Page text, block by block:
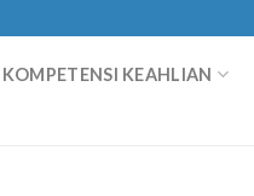
KOMPETENSI KEAHLIAN